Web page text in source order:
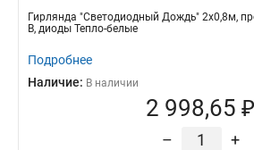
Гирлянда "Светодиодный Дождь" 2x0,8м,
В, диоды Тепло-белые
Подробнее
Наличие: В наличии
2 998,65 ₽
– +